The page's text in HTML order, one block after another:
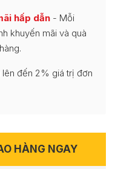
hấp dẫn - Mỗi
khuyến mãi và quà
đến 2% giá trị đơn
HÀNG NGAY